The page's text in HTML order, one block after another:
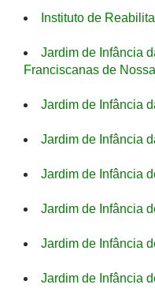
Instituto de
Jardim de Infância
Franciscanas de
Jardim de Infância
Jardim de Infância
Jardim de Infância
Jardim de Infância
Jardim de Infância
Jardim de Infância